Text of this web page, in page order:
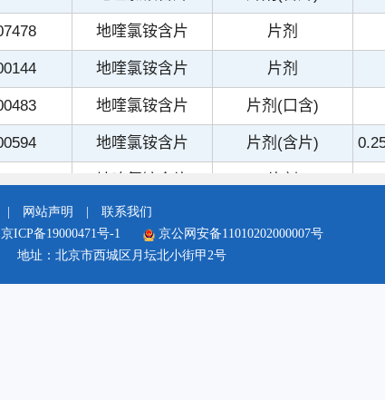
网站声明
联系我们
京ICP备19000471号-1
京公网安备11010202000007号
地址：北京市西城区月坛北小街甲2号